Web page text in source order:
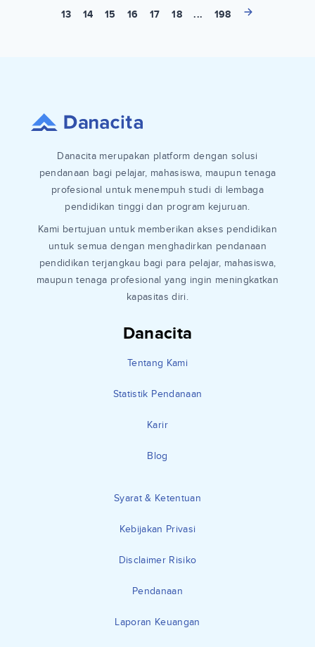
13 14 15 16 17 18 ... 198
Danacita
Tentang Kami
Statistik Pendanaan
Karir
Blog
Syarat & Ketentuan
Kebijakan Privasi
Disclaimer Risiko
Pendanaan
Laporan Keuangan
Danacita merupakan platform dengan solusi
pendanaan bagi pelajar, mahasiswa, maupun tenaga
profesional untuk menempuh studi di lembaga
pendidikan tinggi dan program kejuruan.
Kami bertujuan untuk memberikan akses pendidikan
untuk semua dengan menghadirkan pendanaan
pendidikan terjangkau bagi para pelajar, mahasiswa,
maupun tenaga profesional yang ingin meningkatkan
kapasitas diri.